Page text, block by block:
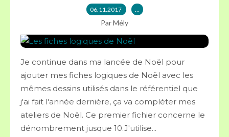
06.11.2017 …
Par Mély
Je continue dans ma lancée de Noël pour
ajouter mes fiches logiques de Noël avec les
mêmes dessins utilisés dans le référentiel que
j'ai fait l'année dernière, ça va compléter mes
ateliers de Noël. Ce premier fichier concerne le
dénombrement jusque 10.J'utilise...